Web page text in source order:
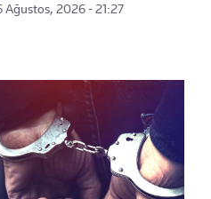
Ağustos, 2026 - 21:27